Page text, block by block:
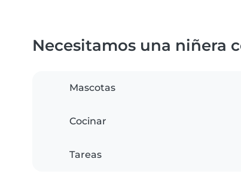
Necesitamos una niñera
Mascotas
Cocinar
Tareas